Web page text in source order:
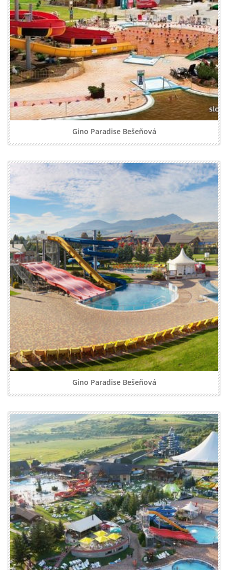
Gino Paradise Bešeňová
Gino Paradise Bešeňová